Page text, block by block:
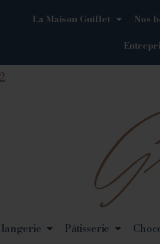
La Maison Guillet Nos
Pâtisserie